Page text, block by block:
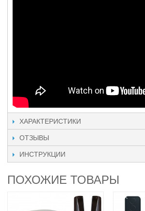
ХАРАКТЕРИСТИКИ
ОТЗЫВЫ
ИНСТРУКЦИИ
ПОХОЖИЕ ТОВАРЫ